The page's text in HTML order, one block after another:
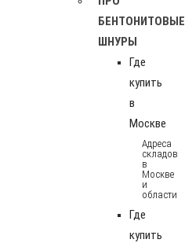
БЕНТОНИТОВЫЕ
ШНУРЫ
Где
купить
в
Москве
Адреса
складов
в
Москве
и
области
Где
купить